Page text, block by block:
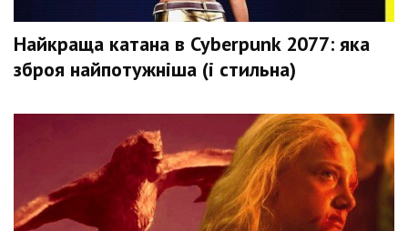
Найкраща катана в Cyberpunk 2077: яка
зброя найпотужніша (і стильна)